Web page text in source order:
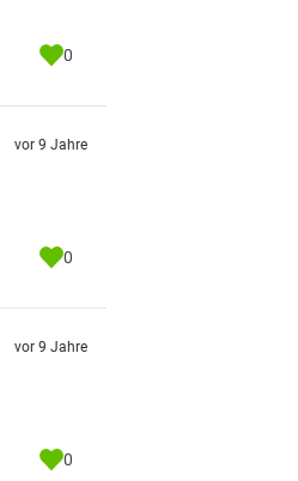
0
vor 9 Jahre
0
vor 9 Jahre
0